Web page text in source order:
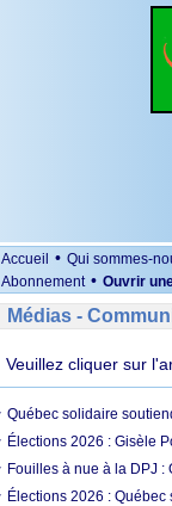
Accueil • Qui sommes-
Abonnement • Ouvrir
Médias -
Veuillez cliquer sur
Québec solidaire
Élections 2026 : Gisèle
Fouilles à nue à la DPJ
Élections 2026 :